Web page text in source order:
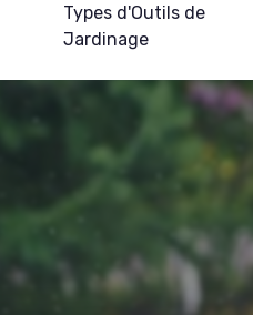
Types d'Outils de
Jardinage